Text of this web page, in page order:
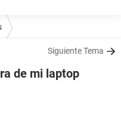
Siguiente Tema
de mi laptop